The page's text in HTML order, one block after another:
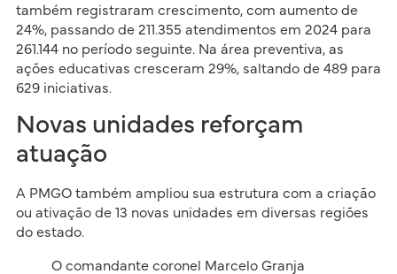
também registraram crescimento, com aumento de
24%, passando de 211.355 atendimentos em 2024 para
261.144 no período seguinte. Na área preventiva, as
ações educativas cresceram 29%, saltando de 489 para
629 iniciativas.
Novas unidades reforçam
atuação
A PMGO também ampliou sua estrutura com a criação
ou ativação de 13 novas unidades em diversas regiões
do estado.
O comandante coronel Marcelo Granja